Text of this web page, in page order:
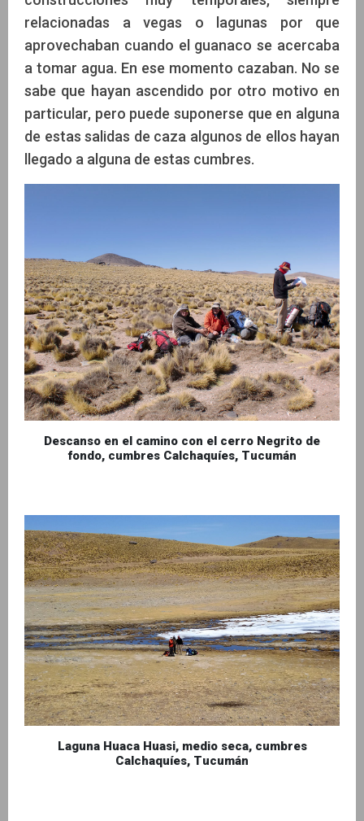
relacionadas a vegas o lagunas por que
aprovechaban cuando el guanaco se acercaba
a tomar agua. En ese momento cazaban. No se
sabe que hayan ascendido por otro motivo en
particular, pero puede suponerse que en alguna
de estas salidas de caza algunos de ellos hayan
llegado a alguna de estas cumbres.
Descanso en el camino con el cerro Negrito de
fondo, cumbres Calchaquíes, Tucumán
Laguna Huaca Huasi, medio seca, cumbres
Calchaquíes, Tucumán